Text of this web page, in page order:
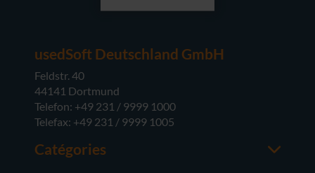
usedSoft Deutschland GmbH
Feldstr. 40
44141 Dortmund
Telefon: +49 231 / 9999 1000
Telefax: +49 231 / 9999 1005
Catégories